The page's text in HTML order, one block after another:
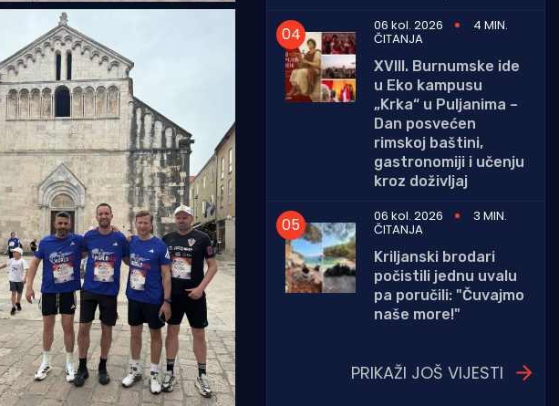
06 kol. 2026
4 MIN.
ČITANJA
XVIII. Burnumske ide
u Eko kampusu
„Krka“ u Puljanima –
Dan posvećen
rimskoj baštini,
gastronomiji i učenju
kroz doživljaj
06 kol. 2026
3 MIN.
ČITANJA
Kriljanski brodari
počistili jednu uvalu
pa poručili: "Čuvajmo
naše more!"
PRIKAŽI JOŠ VIJESTI